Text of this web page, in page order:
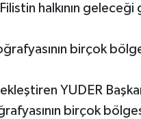
halkının geleceği
birçok
YUDER
birçok